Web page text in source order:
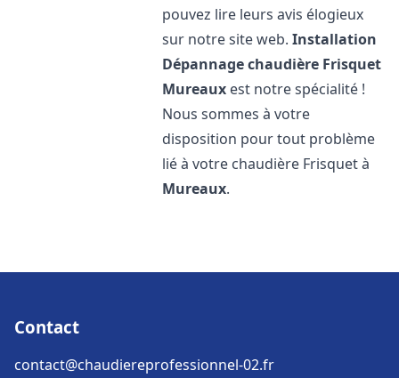
pouvez lire leurs avis élogieux
sur notre site web.Installation
Dépannage chaudière Frisquet
Mureaux est notre spécialité !
Nous sommes à votre
disposition pour tout problème
lié à votre chaudière Frisquet à
Mureaux.
Contact
contact@chaudiereprofessionnel-02.fr